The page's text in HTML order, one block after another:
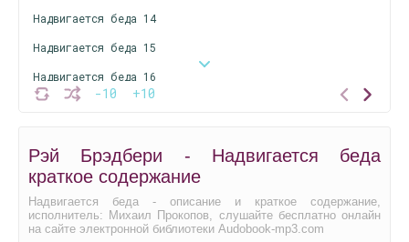
-10 +10
Надвигается беда 14
Надвигается беда 15
Надвигается беда 16
Надвигается беда 17
Надвигается беда 19
Надвигается беда 21
Рэй Брэдбери - Надвигается беда
краткое содержание
Надвигается беда - описание и краткое содержание,
исполнитель: Михаил Прокопов, слушайте бесплатно онлайн
на сайте электронной библиотеки Audobook-mp3.com